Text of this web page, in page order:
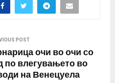
POST
очи во очи со
по влегувањето во
на Венецуела